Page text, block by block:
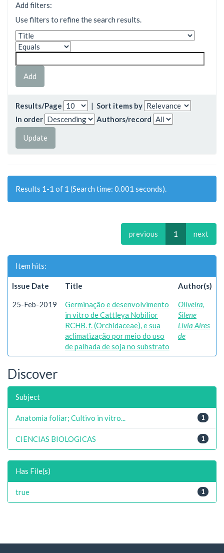
Add filters:
Use filters to refine the search results.
Results/Page | Sort items by
In order
Authors/record
Results 1-1 of 1 (Search time: 0.001 seconds).
previous 1 next
Item hits:
Issue Date Title Author(s)
25-Feb-2019
Germinação e desenvolvimento
in vitro de Cattleya Nobilior
RCHB. f. (Orchidaceae), e sua
aclimatização por meio do uso
de palhada de soja no substrato
Oliveira,
Silene
Lívia Aires
de
Discover
Subject
1
Anatomia foliar; Cultivo in vitro...
1
CIENCIAS BIOLOGICAS
Has File(s)
1
true